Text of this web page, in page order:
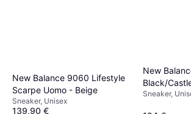
New Balance 9060 Lifestyle
Scarpe Uomo - Beige
Sneaker, Unisex
139,90 €
New
Black/
Sneaker,